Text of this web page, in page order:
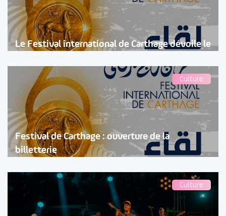
Le Festival international de Carthage dévoile le
Culture
Festival de Carthage : ouverture de la
billetterie
Culture